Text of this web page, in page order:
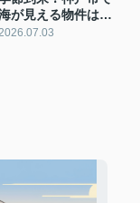
が見える物件は魅
力的？探し方やチェ
2026.07.03